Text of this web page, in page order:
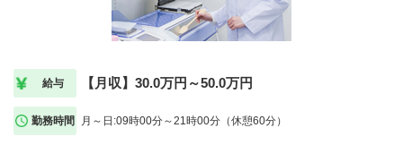
給与 【月収】30.0万円～50.0万円
勤務時間 月～日:09時00分～21時00分（休憩60分）